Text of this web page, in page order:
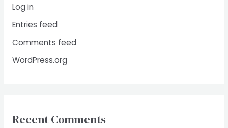
Log in
Entries feed
Comments feed
WordPress.org
Recent Comments